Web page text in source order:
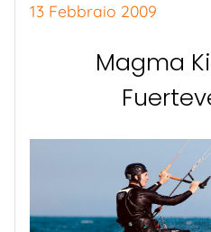
13 Febbraio 2009
Magma